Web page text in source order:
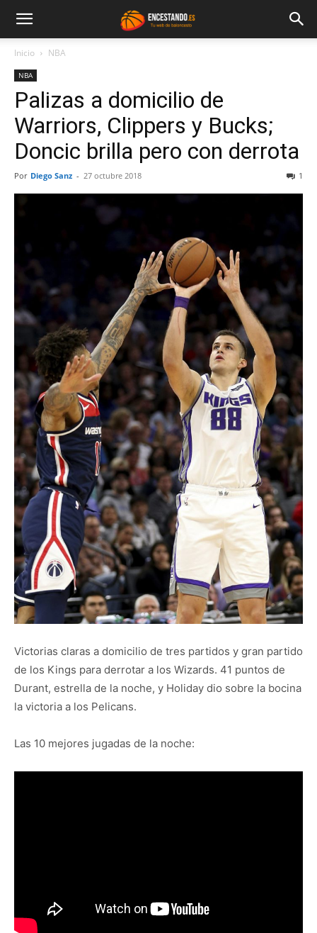
Inicio NBA
NBA
Palizas a domicilio de
Warriors, Clippers y Bucks;
Doncic brilla pero con derrota
Por Diego Sanz - 27 octubre 2018 1
Victorias claras a domicilio de tres partidos y gran partido
de los Kings para derrotar a los Wizards. 41 puntos de
Durant, estrella de la noche, y Holiday dio sobre la bocina
la victoria a los Pelicans.
Las 10 mejores jugadas de la noche: